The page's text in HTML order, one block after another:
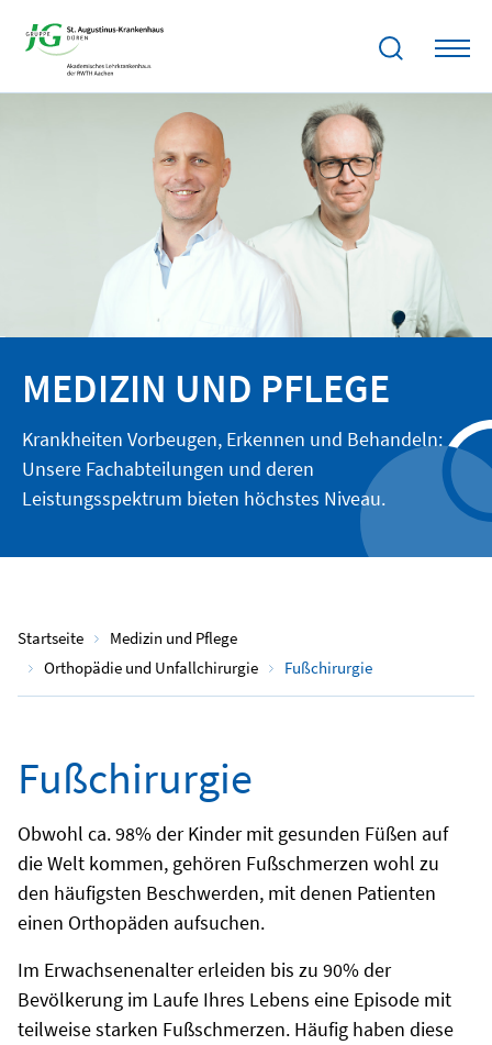
MEDIZIN UND PFLEGE
Krankheiten Vorbeugen, Erkennen und Behandeln:
Unsere Fachabteilungen und deren
Leistungsspektrum bieten höchstes Niveau.
Startseite
Medizin und Pflege
Orthopädie und Unfallchirurgie
Fußchirurgie
Fußchirurgie
Obwohl ca. 98% der Kinder mit gesunden Füßen auf
die Welt kommen, gehören Fußschmerzen wohl zu
den häufigsten Beschwerden, mit denen Patienten
einen Orthopäden aufsuchen.
Im Erwachsenenalter erleiden bis zu 90% der
Bevölkerung im Laufe Ihres Lebens eine Episode mit
teilweise starken Fußschmerzen. Häufig haben diese